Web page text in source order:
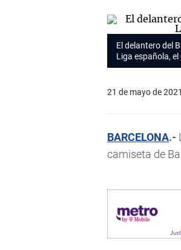
El delantero del
Liga española,
21 de mayo de
BARCELONA.-
camiseta de